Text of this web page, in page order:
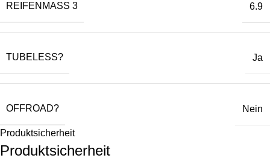
REIFENMASS 3 6.9
TUBELESS? Ja
OFFROAD? Nein
Produktsicherheit
Produktsicherheit